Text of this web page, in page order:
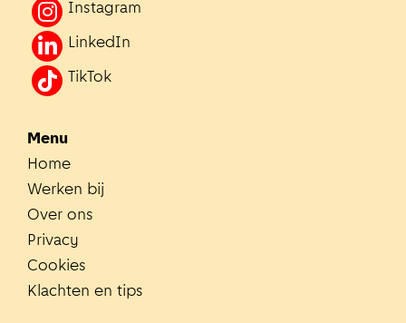
Instagram
LinkedIn
TikTok
Menu
Home
Werken bij
Over ons
Privacy
Cookies
Klachten en tips